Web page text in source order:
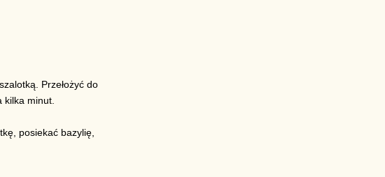
Przełożyć do
kilka minut.
posiekać bazylię,